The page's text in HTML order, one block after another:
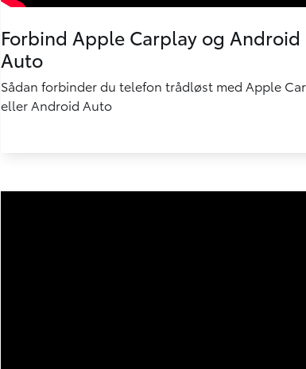
Forbind Apple Carplay og Android
Auto
Sådan forbinder du telefon trådløst med Apple
eller Android Auto